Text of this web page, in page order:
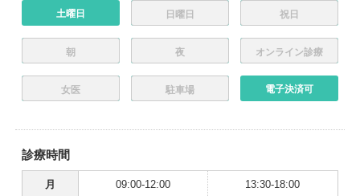
土曜日 日曜日 祝日
朝 夜 オンライン診療
女医 駐車場 電子決済可
診療時間
月 09:00-12:00 13:30-18:00